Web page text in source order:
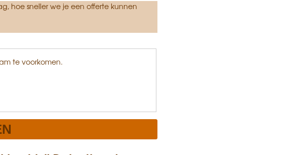
hoe sneller we je een offerte kunnen
te voorkomen.